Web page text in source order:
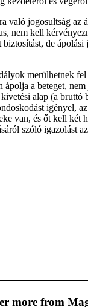
való jogosultság
nem kell
de
merülhetnek
a beteget,
alap (a
igényel,
van, és őt kell
szóló
more from